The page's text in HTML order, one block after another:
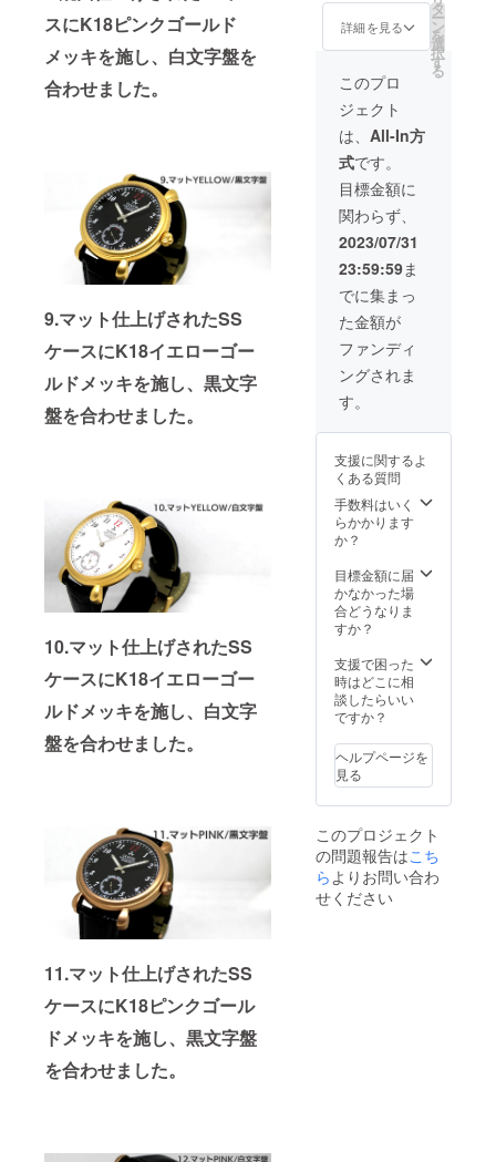
スにK18ピンクゴールド
メッキを施し、白文字盤を
合わせました。
9.マット仕上げされたSS
ケースにK18イエローゴー
ルドメッキを施し、黒文字
盤を合わせました。
10.マット仕上げされたSS
ケースにK18イエローゴー
ルドメッキを施し、白文字
盤を合わせました。
11.マット仕上げされたSS
ケースにK18ピンクゴール
ドメッキを施し、黒文字盤
を合わせました。
ド色.ピ
ンク
ド色
ｍ ・素
材：時
ステン
レスス
ティー
ル
ング
ケース/
合皮 ・
カラー
展開：
文字盤/
白.黒
時計本
体/ステ
ンレス
色.イエ
ロー
ゴール
ゴール
ド色
・数
量：1
ズ：時
直径4.5
ｃｍ
ーズ含
まず）×
厚み1ｃ
ｍ×ラグ
幅2.2ｃ
キャリ
ング
横37ｃ
ｍ×縦28
み10ｃ
計本体/
ステン
レスス
ティー
ル
キャリ
合皮 ・
カラー
展開：
時計本
体/ステ
ンレス
色.イエ
ゴール
ンク
ゴール
ス、ダ
イアル
ト、ス
プ
４．製
作マ
ニュア
ル
５．す
収める
キャ
リー
バッグ
・数
量：1
・商品
計本体/
直径4.5
ｃｍ
（リュ
ーズ含
まず）×
幅2.2ｃ
ｍ ：
キャリ
横37ｃ
ｍ×縦28
ｃｍ×厚
み10ｃ
材：時
計本体/
ステン
レスス
ル
キャリ
ング
ケース/
合皮 ・
巻き時
計組立
てキッ
セット
内容
１．必
要な工
具一
式
２.
機械式
手巻
ムーブ
メン
ト
３．時
計ケー
ス、ダ
イアル
ト、ス
プ
４．製
作マ
５．す
べてを
リー
バッグ
・数
量：1
サイ
ズ：時
計本体/
直径4.5
（リュ
ーズ含
まず）×
厚み1ｃ
ｍ×ラグ
詳細を見る
タ
ー
ン
を
選
択
す
る
このプロ
ジェクト
は、 All-In方
式です。
目標金額に
関わらず、
2023/07/31
23:59:59ま
でに集まっ
た金額が
ファンディ
ングされま
す。
支援に関するよ
くある質問
手数料はいく
らかかります
か？
目標金額に届
かなかった場
合どうなりま
すか？
支援で困った
時はどこに相
談したらいい
ですか？
ヘルプページを
見る
このプロジェクト
の問題報告はこち
らよりお問い合わ
せください